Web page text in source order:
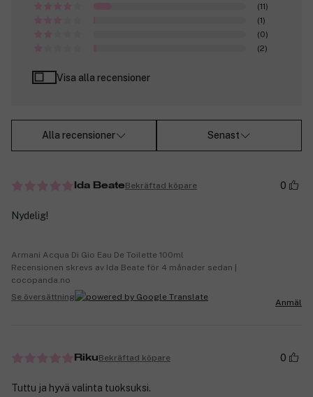
(11)
(1)
(0)
(2)
Visa alla recensioner
Alla recensioner Senast
Ida BeateBekräftad köpare 0
Nydelig!
Armani Acqua Di Gio Eau De Toilette 100ml
Recensionen skrevs av Ida Beate för 4 månader sedan |
cocopanda.no
Se översättning
Anmäl
RikuBekräftad köpare 0
Tuttu ja hyvä valinta tuoksuksi.